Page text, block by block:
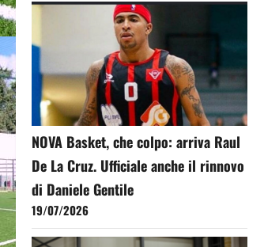
NOVA Basket, che colpo: arriva Raul
De La Cruz. Ufficiale anche il rinnovo
di Daniele Gentile
19/07/2026